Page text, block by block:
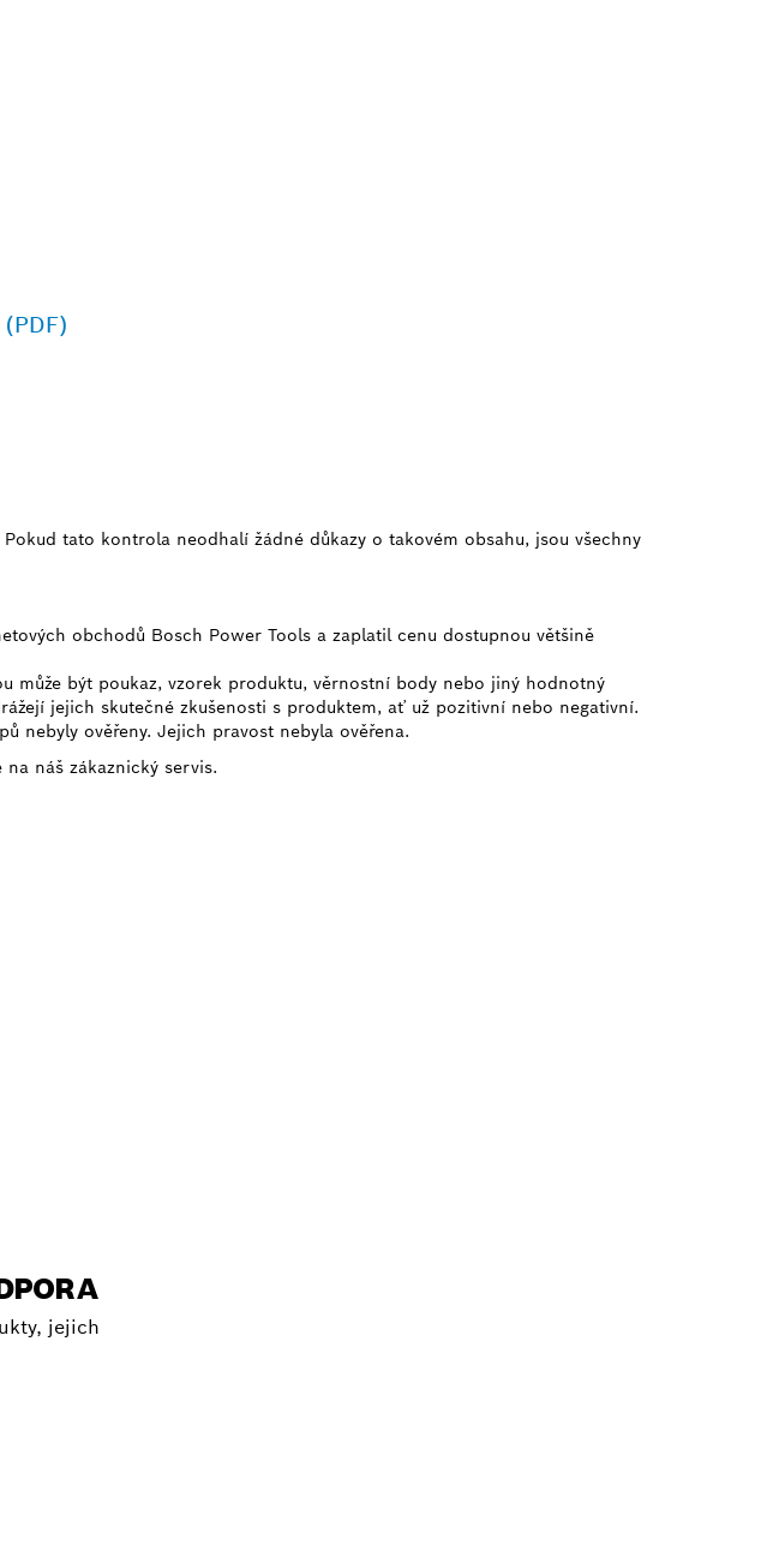
tato kontrola neodhalí žádné důkazy o takovém obsahu, jsou všechny
obchodů Bosch Power Tools a zaplatil cenu dostupnou většině
může být poukaz, vzorek produktu, věrnostní body nebo jiný hodnotný
jejich skutečné zkušenosti s produktem, ať už pozitivní nebo negativní.
nebyly ověřeny. Jejich pravost nebyla ověřena.
náš zákaznický servis.
jejich